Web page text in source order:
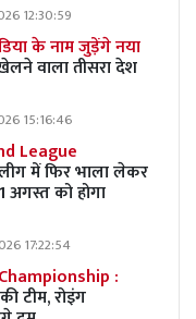
12:30:59
के नाम जुड़ेंगे नया
वाला तीसरा देश
15:16:46
League
में फिर भाला लेकर
अगस्त को होगा
17:22:54
:
टीम, रोइंग